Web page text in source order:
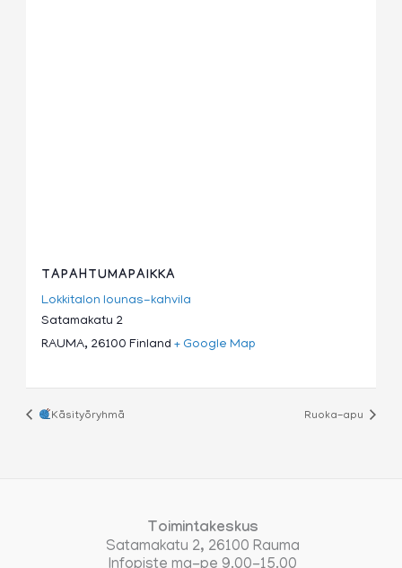
TAPAHTUMAPAIKKA
Lokkitalon lounas-kahvila
Satamakatu 2
RAUMA, 26100 Finland + Google Map
Käsityöryhmä Ruoka-apu
Toimintakeskus
Satamakatu 2, 26100 Rauma